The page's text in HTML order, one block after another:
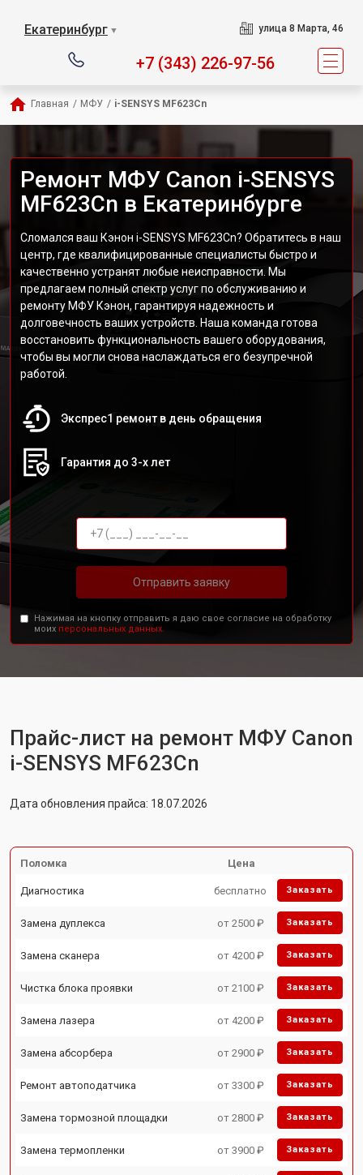
Екатеринбург ▼ улица 8 Марта, 46
+7 (343) 226-97-56
Главная / МФУ / i-SENSYS MF623Cn
Ремонт МФУ Canon i-SENSYS
MF623Cn в Екатеринбурге
Сломался ваш Кэнон i-SENSYS MF623Cn? Обратитесь в наш
центр, где квалифицированные специалисты быстро и
качественно устранят любые неисправности. Мы
предлагаем полный спектр услуг по обслуживанию и
ремонту МФУ Кэнон, гарантируя надежность и
долговечность ваших устройств. Наша команда готова
восстановить функциональность вашего оборудования,
чтобы вы могли снова наслаждаться его безупречной
работой.
Экспрес1 ремонт в день обращения
Гарантия до 3-х лет
Отправить заявку
Нажимая на кнопку отправить я даю свое согласие на обработку
моих персональных данных.
Прайс-лист на ремонт МФУ Canon
i-SENSYS MF623Cn
Дата обновления прайса: 18.07.2026
Поломка Цена
Диагностика бесплатно Заказать
Замена дуплекса от 2500 ₽ Заказать
Замена сканера от 4200 ₽ Заказать
Чистка блока проявки от 2100 ₽ Заказать
Замена лазера от 4200 ₽ Заказать
Замена абсорбера от 2900 ₽ Заказать
Ремонт автоподатчика от 3300 ₽ Заказать
Замена тормозной площадки от 2800 ₽ Заказать
Замена термопленки от 3900 ₽ Заказать